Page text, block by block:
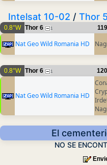
Intelsat 10-02 / Thor 5
0.8°W Thor 6 1
Nat Geo Wild Romania HD
0.8°W Thor 6 1
Nat Geo Wild Romania HD
El
NO SE